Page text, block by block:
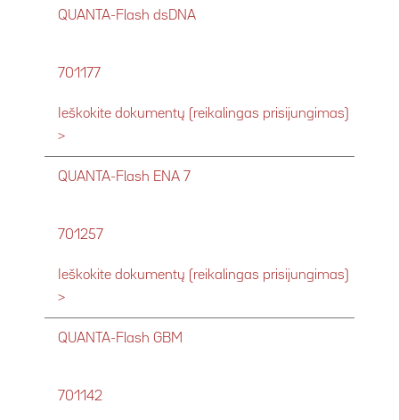
QUANTA-Flash dsDNA
701177
Ieškokite dokumentų (reikalingas prisijungimas)
>
QUANTA-Flash ENA 7
701257
Ieškokite dokumentų (reikalingas prisijungimas)
>
QUANTA-Flash GBM
701142